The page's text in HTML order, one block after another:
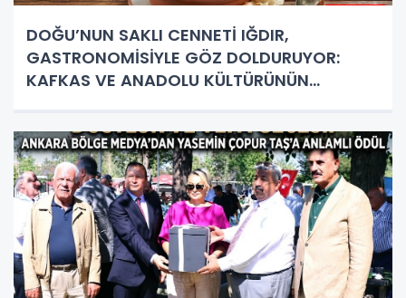
DOĞU’NUN SAKLI CENNETİ IĞDIR,
GASTRONOMİSİYLE GÖZ DOLDURUYOR:
KAFKAS VE ANADOLU KÜLTÜRÜNÜN